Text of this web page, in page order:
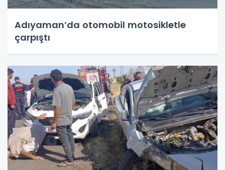
Adıyaman’da otomobil motosikletle
çarpıştı